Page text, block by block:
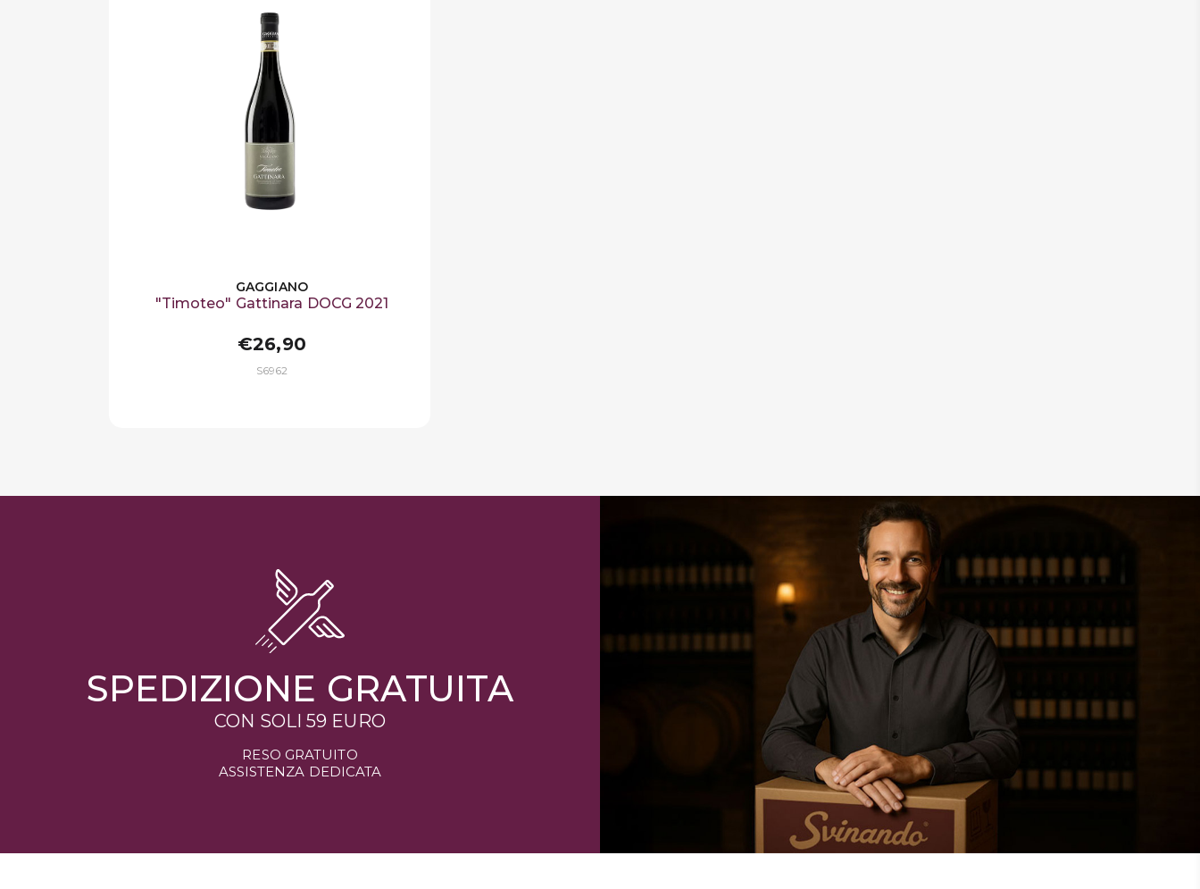
GAGGIANO
"Timoteo" Gattinara DOCG 2021
€26,90
S6962
SPEDIZIONE GRATUITA
CON SOLI 59 EURO
RESO GRATUITO
ASSISTENZA DEDICATA